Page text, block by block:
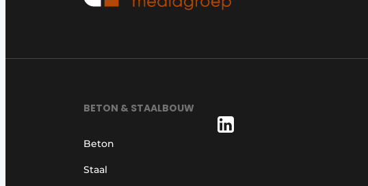
BETON & STAALBOUW
Beton
Staal